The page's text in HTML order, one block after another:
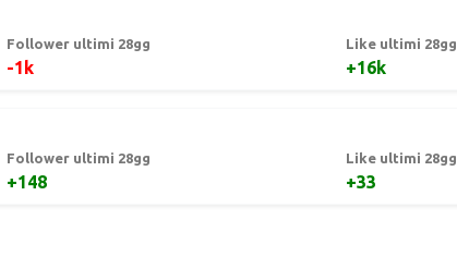
Follower ultimi 28gg
-1k
Like ultimi 28gg
+16k
Follower ultimi 28gg
+148
Like ultimi 28gg
+33